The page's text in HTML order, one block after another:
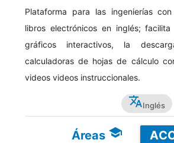
Plataforma para las ingenierías
libros electrónicos en inglés;
gráficos interactivos, la
calculadoras de hojas de cálculo
videos videos instruccionales.
translateInglés
Áreas school